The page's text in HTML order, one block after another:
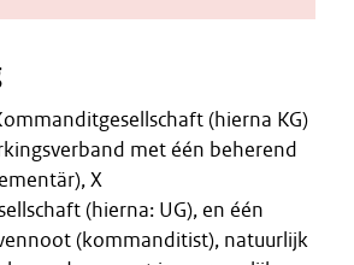
(hierna KG)
met één beherend
X
(hierna: UG), en één
(kommanditist), natuurlijk